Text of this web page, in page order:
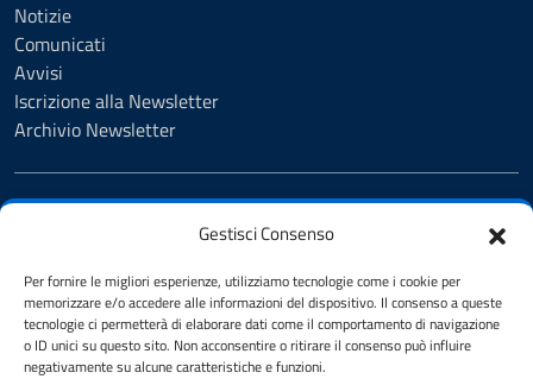
Gestisci Consenso
Per fornire le migliori esperienze, utilizziamo tecnologie come i cookie per
memorizzare e/o accedere alle informazioni del dispositivo. Il consenso a queste
tecnologie ci permetterà di elaborare dati come il comportamento di navigazione
o ID unici su questo sito. Non acconsentire o ritirare il consenso può influire
negativamente su alcune caratteristiche e funzioni.
Notizie
Comunicati
Avvisi
Iscrizione alla Newsletter
Archivio Newsletter
VIVERE IL COMUNE
Eventi
CONTATTI